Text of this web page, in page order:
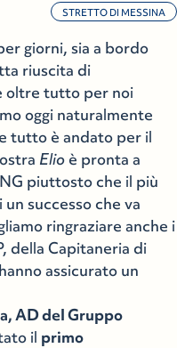
STRETTO DI MESSINA
giorni, sia a bordo
riuscita di
oltre tutto per noi
oggi naturalmente
tutto è andato per il
Elio è pronta a
piuttosto che il più
successo che va
ringraziare anche i
della Capitaneria di
assicurato un
AD del Gruppo
il primo